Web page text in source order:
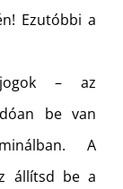
Ezutóbbi a
jogok – az
be van
A
állítsd be a